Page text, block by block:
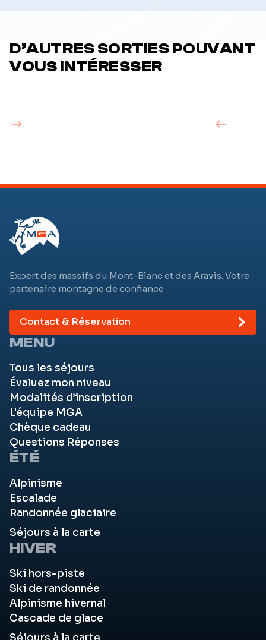
D’AUTRES SORTIES POUVANT
VOUS INTÉRESSER
Expert des massifs du Mont-Blanc et des Aravis. Votre
partenaire montagne de confiance
Contact & Réservation
MENU
Tous les séjours
Évaluez mon niveau
Modalités d’inscription
L'équipe MGA
Chèque cadeau
Questions Réponses
ÉTÉ
Alpinisme
Escalade
Randonnée glaciaire
Séjours à la carte
HIVER
Ski hors-piste
Ski de randonnée
Alpinisme hivernal
Cascade de glace